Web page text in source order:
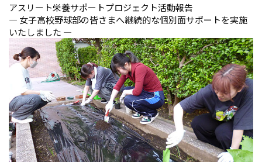
アスリート栄養サポートプロジェクト活動報告
― 女子高校野球部の皆さまへ継続的な個別面サポートを実施
いたしました ―